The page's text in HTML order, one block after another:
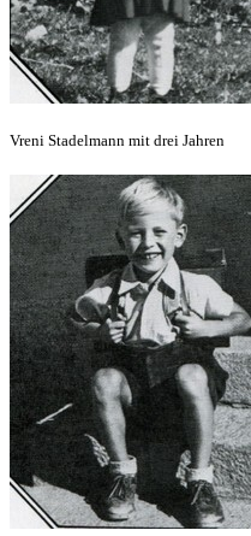
Vreni Stadelmann mit drei Jahren